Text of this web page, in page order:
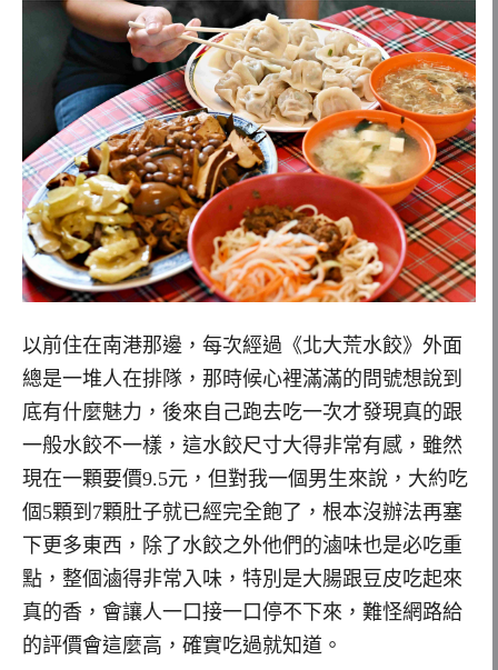
以前住在南港那邊，每次經過《北大荒水餃》外面
總是一堆人在排隊，那時候心裡滿滿的問號想說到
底有什麼魅力，後來自己跑去吃一次才發現真的跟
一般水餃不一樣，這水餃尺寸大得非常有感，雖然
現在一顆要價9.5元，但對我一個男生來說，大約吃
個5顆到7顆肚子就已經完全飽了，根本沒辦法再塞
下更多東西，除了水餃之外他們的滷味也是必吃重
點，整個滷得非常入味，特別是大腸跟豆皮吃起來
真的香，會讓人一口接一口停不下來，難怪網路給
的評價會這麼高，確實吃過就知道。